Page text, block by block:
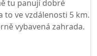
tu panují dobré
to ve vzdálenosti 5 km.
vybavená zahrada.